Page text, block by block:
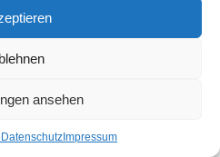
ansehen
Daten­schutz Impres­sum
TWEET